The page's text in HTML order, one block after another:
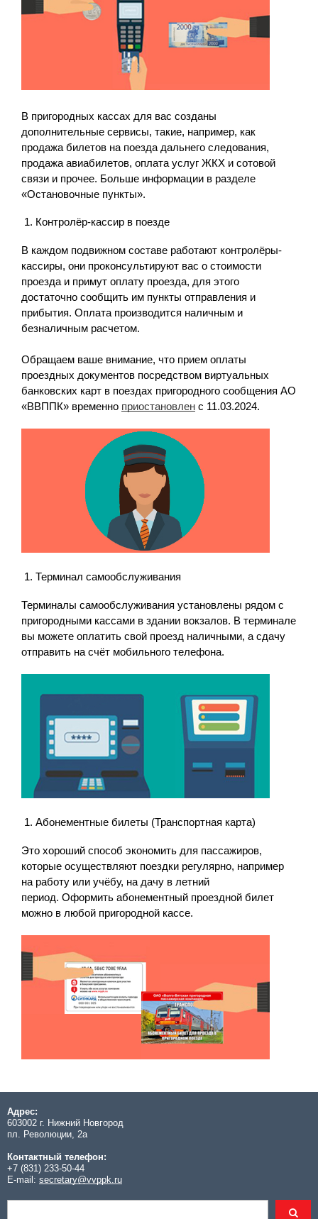
В пригородных кассах для вас созданы
дополнительные сервисы, такие, например, как
продажа билетов на поезда дальнего следования,
продажа авиабилетов, оплата услуг ЖКХ и сотовой
связи и прочее. Больше информации в разделе
«Остановочные пункты».
Контролёр-кассир в поезде
В каждом подвижном составе работают контролёры-
кассиры, они проконсультируют вас о стоимости
проезда и примут оплату проезда, для этого
достаточно сообщить им пункты отправления и
прибытия. Оплата производится наличным и
безналичным расчетом.
Обращаем ваше внимание, что прием оплаты
проездных документов посредством виртуальных
банковских карт в поездах пригородного сообщения АО
«ВВППК» временно приостановлен с 11.03.2024.
Терминал самообслуживания
Терминалы самообслуживания установлены рядом с
пригородными кассами в здании вокзалов. В терминале
вы можете оплатить свой проезд наличными, а сдачу
отправить на счёт мобильного телефона.
Абонементные билеты (Транспортная карта)
Это хороший способ экономить для пассажиров,
которые осуществляют поездки регулярно, например
на работу или учёбу, на дачу в летний
период. Оформить абонементный проездной билет
можно в любой пригородной кассе.
Адрес:
603002 г. Нижний Новгород
пл. Революции, 2а
Контактный телефон:
+7 (831) 233-50-44
E-mail: secretary@vvppk.ru